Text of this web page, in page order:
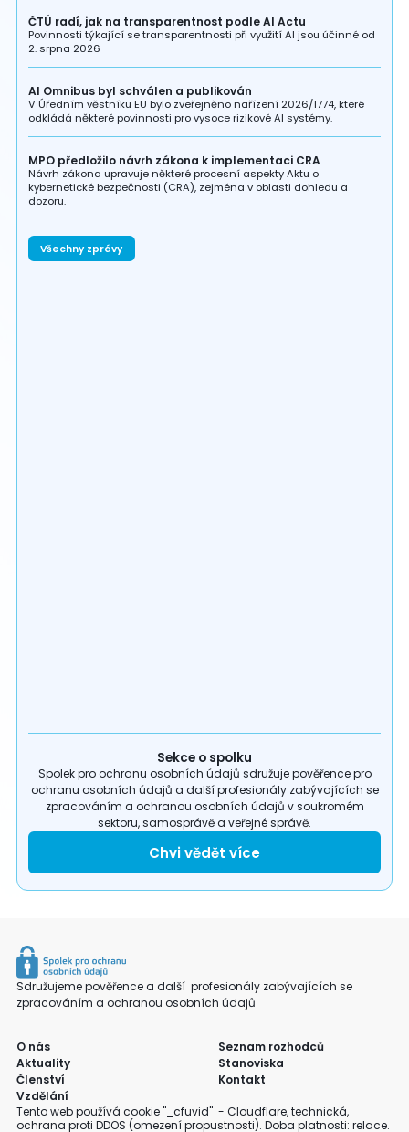
ČTÚ radí, jak na transparentnost podle AI Actu
Povinnosti týkající se transparentnosti při využití AI jsou účinné od
2. srpna 2026
AI Omnibus byl schválen a publikován
V Úředním věstníku EU bylo zveřejněno nařízení 2026/1774, které
odkládá některé povinnosti pro vysoce rizikové AI systémy.
MPO předložilo návrh zákona k implementaci CRA
Návrh zákona upravuje některé procesní aspekty Aktu o
kybernetické bezpečnosti (CRA), zejména v oblasti dohledu a
dozoru.
Všechny zprávy
Sekce o spolku
Spolek pro ochranu osobních údajů sdružuje pověřence pro
ochranu osobních údajů a další profesionály zabývajících se
zpracováním a ochranou osobních údajů v soukromém
sektoru, samosprávě a veřejné správě.
Chvi vědět více
Sdružujeme pověřence a další profesionály zabývajících se
zpracováním a ochranou osobních údajů
O nás
Aktuality
Členství
Vzdělání
Seznam rozhodců
Stanoviska
Kontakt
Tento web používá cookie "_cfuvid" - Cloudflare, technická,
ochrana proti DDOS (omezení propustnosti). Doba platnosti: relace.